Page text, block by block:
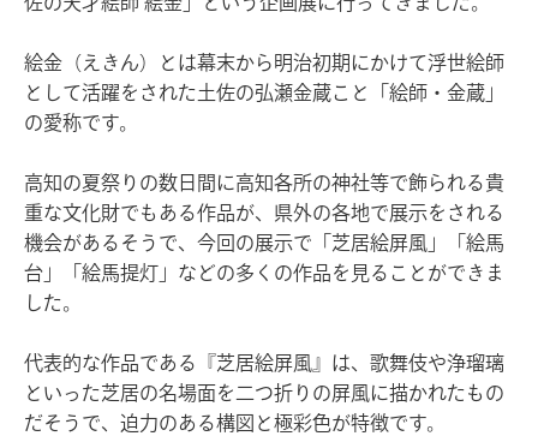
絵金（えきん）とは幕末から明治初期にかけて浮世絵師
として活躍をされた土佐の弘瀬金蔵こと「絵師・金蔵」
の愛称です。
高知の夏祭りの数日間に高知各所の神社等で飾られる貴
重な文化財でもある作品が、県外の各地で展示をされる
機会があるそうで、今回の展示で「芝居絵屏風」「絵馬
台」「絵馬提灯」などの多くの作品を見ることができま
した。
代表的な作品である『芝居絵屏風』は、歌舞伎や浄瑠璃
といった芝居の名場面を二つ折りの屏風に描かれたもの
だそうで、迫力のある構図と極彩色が特徴です。